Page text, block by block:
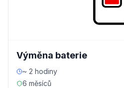
Výměna baterie
~ 2 hodiny
6 měsíců